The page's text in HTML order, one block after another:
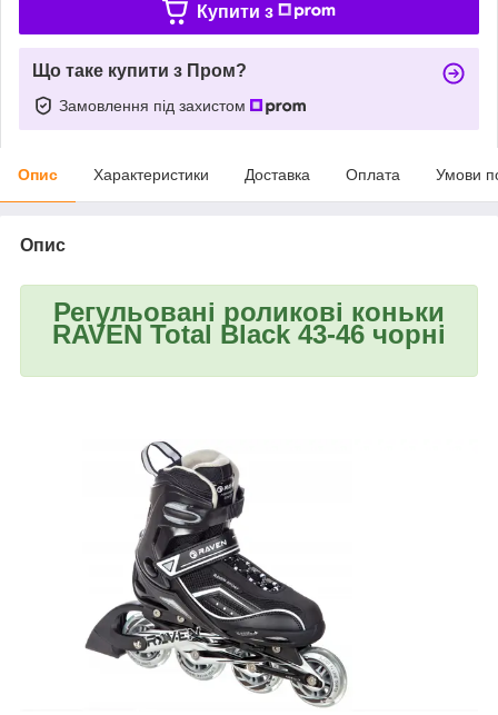
Купити з
Що таке купити з Пром?
Замовлення під захистом
Опис Характеристики Доставка Оплата Умови
Опис
Регульовані роликові коньки
RAVEN Total Black 43-46 чорні